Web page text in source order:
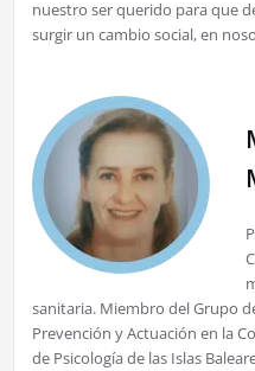
nuestro ser querido para que
surgir un cambio social, en
sanitaria. Miembro del Grupo
Prevención y Actuación en la
de Psicología de las Islas